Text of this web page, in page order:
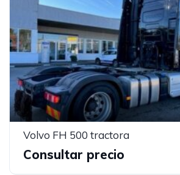
Volvo FH 500 tractora
Consultar precio